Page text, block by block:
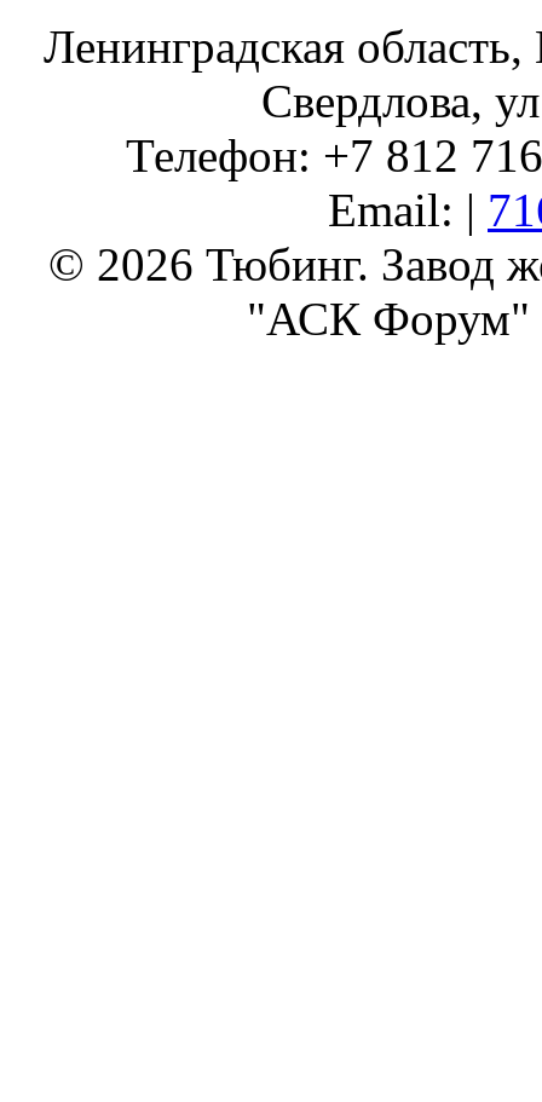
Ленинградская
Свердлова,
Телефон: +7 812
Email: |
© 2026 Тюбинг. Завод
"АСК Форум"